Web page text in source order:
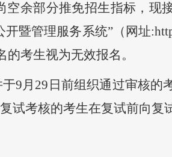
余部分推免招生指标，现
开暨管理服务系统”（网址
考生视为无效报名。
于9月29日前组织通过审核的
试考核的考生在复试前向复